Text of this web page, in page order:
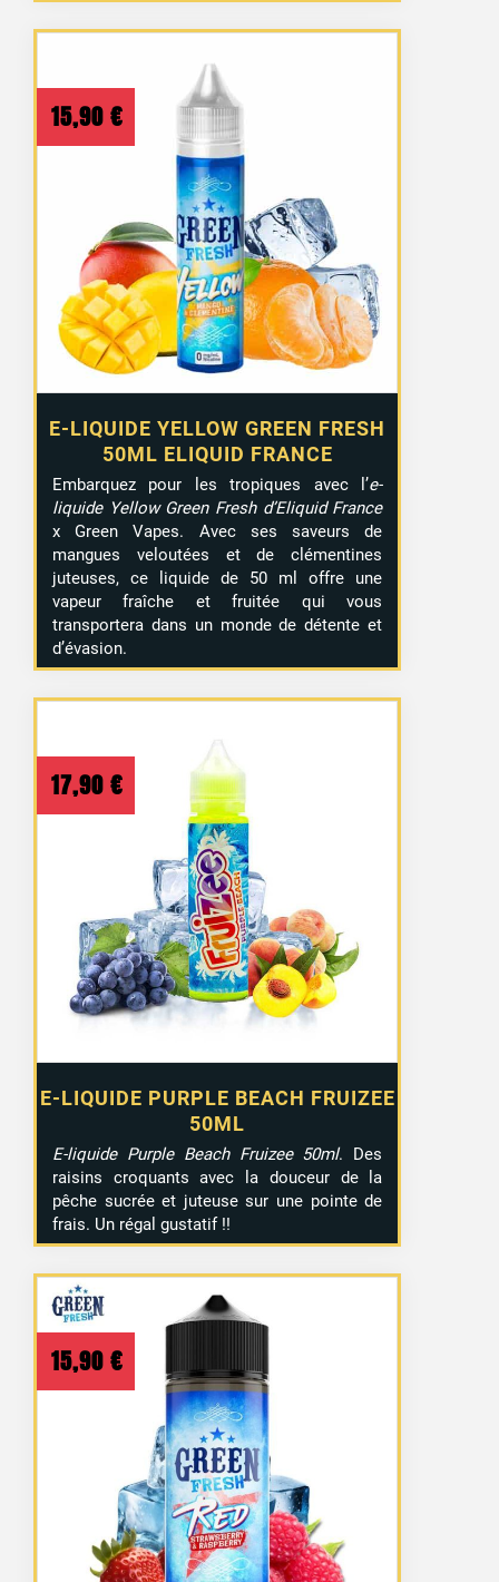
15 avis
E-LIQUIDE YELLOW GREEN FRESH
50ML ELIQUID FRANCE
15,90 €
Embarquez pour les tropiques avec l’e-
liquide Yellow Green Fresh d’Eliquid France
x Green Vapes. Avec ses saveurs de
mangues veloutées et de clémentines
juteuses, ce liquide de 50 ml offre une
vapeur fraîche et fruitée qui vous
transportera dans un monde de détente et
d’évasion.
E-LIQUIDE PURPLE BEACH FRUIZEE
50ML
17,90 €
E-liquide Purple Beach Fruizee 50ml. Des
raisins croquants avec la douceur de la
pêche sucrée et juteuse sur une pointe de
frais. Un régal gustatif !!
15,90 €